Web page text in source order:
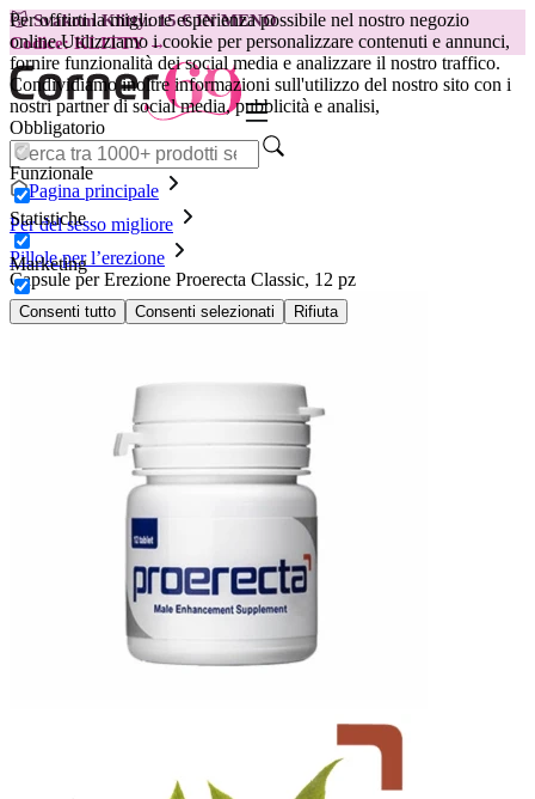
Per offrirti la migliore esperienza possibile nel nostro negozio
online.Utilizziamo i cookie per personalizzare contenuti e annunci,
fornire funzionalità dei social media e analizzare il nostro traffico.
Condividiamo inoltre informazioni sull'utilizzo del nostro sito con i
nostri partner di social media, pubblicità e analisi,
Obbligatorio
Funzionale
Statistiche
Marketing
Consenti tutto Consenti selezionati Rifiuta
😽Svakom Klitty: 15 € IN MENO
Codice: KLITTY →
Pagina principale
Per del sesso migliore
Pillole per l’erezione
Capsule per Erezione Proerecta Classic, 12 pz